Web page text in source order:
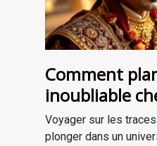
Comment
inoubliable
Maharadjas ?
Voyager sur les
plonger dans un